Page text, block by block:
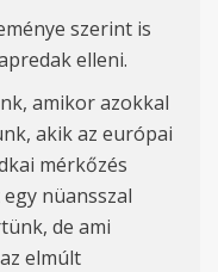
szerint is
elleni.
amikor azokkal
akik az európai
mérkőzés
nüansszal
de ami
elmúlt